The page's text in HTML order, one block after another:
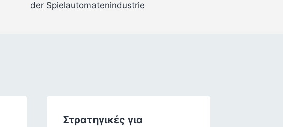
der Spielautomatenindustrie
Στρατηγικές για